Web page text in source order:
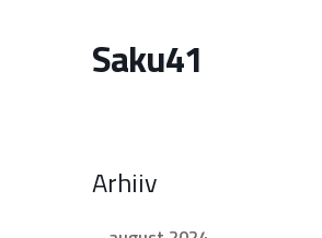
Saku41
Arhiiv